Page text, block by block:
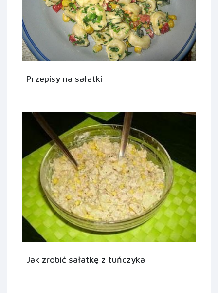
Przepisy na sałatki
Jak zrobić sałatkę z tuńczyka